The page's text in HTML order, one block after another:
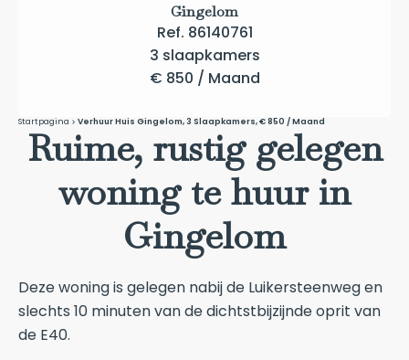
Gingelom
Ref. 86140761
3 slaapkamers
€ 850 / Maand
Startpagina Verhuur Huis Gingelom, 3 Slaapkamers, € 850 / Maand
Ruime, rustig gelegen
woning te huur in
Gingelom
Deze woning is gelegen nabij de Luikersteenweg en
slechts 10 minuten van de dichtstbijzijnde oprit van
de E40.